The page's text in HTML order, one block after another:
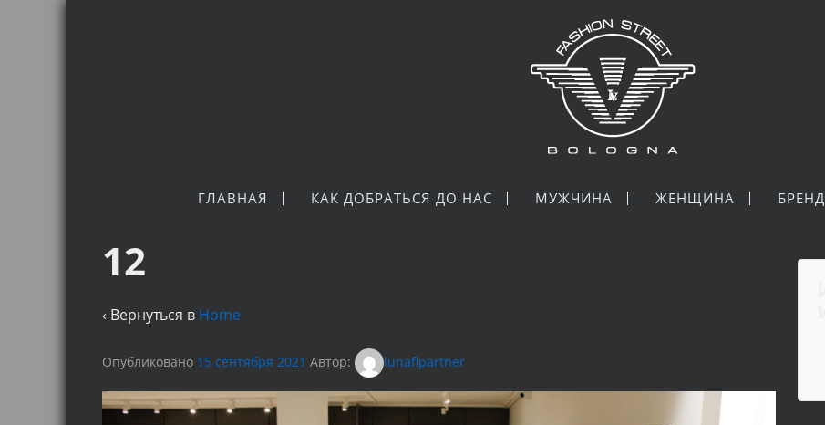
ГЛАВНАЯ КАК ДОБРАТЬСЯ ДО НАС МУЖЧИНА ЖЕНЩИНА
12
‹ Вернуться в Home
Опубликовано 15 сентября 2021 Автор: lunaflpartner